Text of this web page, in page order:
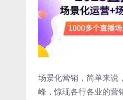
场景化营销，简单来说
峰，惊现各行各业的营